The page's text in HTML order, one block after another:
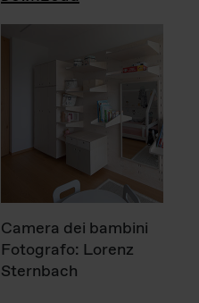
Camera dei bambini
Fotografo: Lorenz
Sternbach